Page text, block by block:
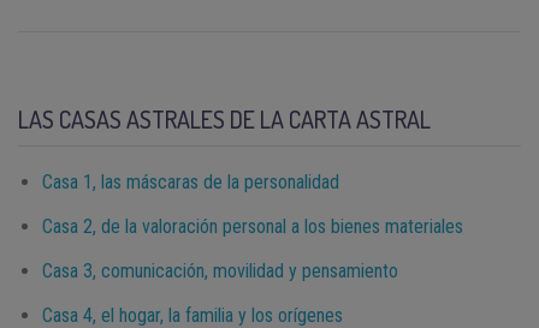
LAS CASAS ASTRALES DE LA CARTA ASTRAL
Casa 1, las máscaras de la personalidad
Casa 2, de la valoración personal a los bienes materiales
Casa 3, comunicación, movilidad y pensamiento
Casa 4, el hogar, la familia y los orígenes